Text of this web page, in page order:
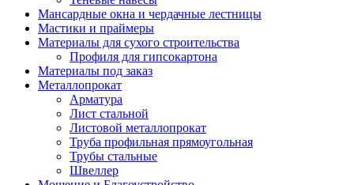
Мансардные окна и чердачные лестницы
Мастики и праймеры
Материалы для сухого строительства
Профиля для гипсокартона
Материалы под заказ
Металлопрокат
Арматура
Лист стальной
Листовой металлопрокат
Труба профильная прямоугольная
Трубы стальные
Швеллер